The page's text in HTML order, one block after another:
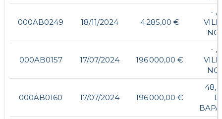
000AB0249 18/11/2024 4 285,00 €
- ,
000AB0157 17/07/2024 196 000,00 €
- ,
000AB0160 17/07/2024 196 000,00 €
48,